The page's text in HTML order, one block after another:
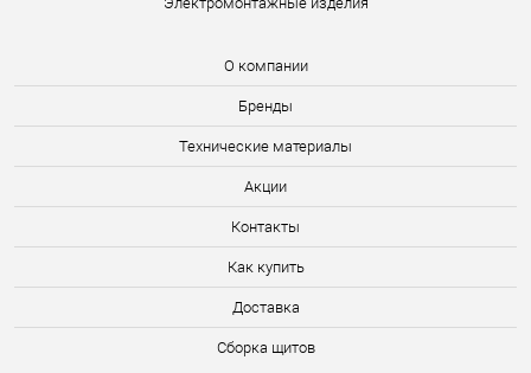
О компании
Бренды
Технические материалы
Акции
Контакты
Как купить
Доставка
Сборка щитов